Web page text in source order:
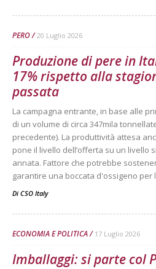
PERO 20 Luglio 2026
Produzione di pere in
17% rispetto alla
passata
La campagna entrante, in base alle
di un volume di circa 347mila
precedente). La produttività attesa
pone il livello dell’offerta su un livello
annata. Fattore che potrebbe
garantire una boccata d'ossigeno
Di CSO Italy
ECONOMIA E POLITICA 17 Luglio 2026
Imballaggi: si parte col